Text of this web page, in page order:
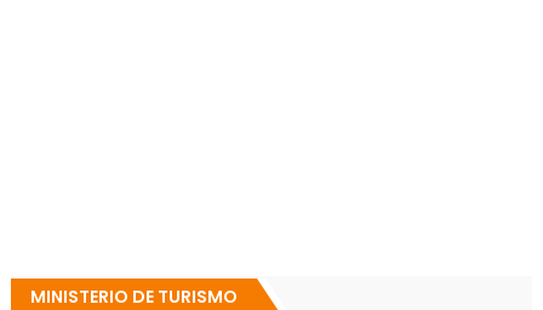
MINISTERIO DE TURISMO